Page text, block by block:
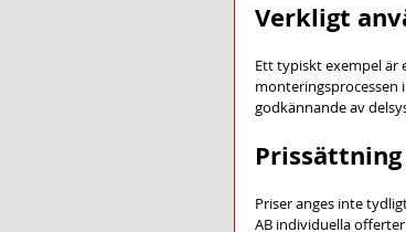
Verkligt
Ett typiskt exempel är
monteringsprocessen
godkännande av
Prissättning
Priser anges inte
AB individuella